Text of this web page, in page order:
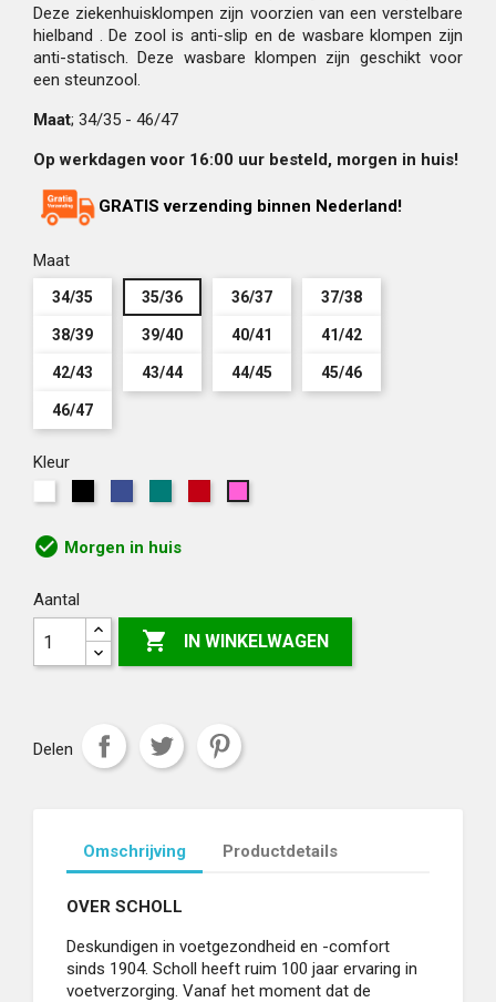
Deze ziekenhuisklompen zijn voorzien van een verstelbare
hielband . De zool is anti-slip en de wasbare klompen zijn
anti-statisch. Deze wasbare klompen zijn geschikt voor
een steunzool.
Maat; 34/35 - 46/47
Op werkdagen voor 16:00 uur besteld, morgen in huis!
GRATIS verzending binnen Nederland!
Maat
34/35 35/36 36/37 37/38
38/39 39/40 40/41 41/42
42/43 43/44 44/45 45/46
46/47
Kleur
check_circle Morgen in huis
Aantal
 IN WINKELWAGEN
Delen
Omschrijving Productdetails
OVER SCHOLL
Deskundigen in voetgezondheid en -comfort
sinds 1904. Scholl heeft ruim 100 jaar ervaring in
voetverzorging. Vanaf het moment dat de